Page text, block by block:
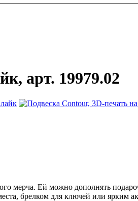
арт. 19979.02
мерча. Ей можно дополнять
брелком для ключей или ярким